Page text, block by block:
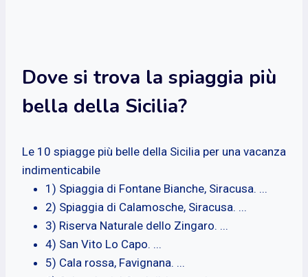
Dove si trova la spiaggia più
bella della Sicilia?
Le 10 spiagge più belle della Sicilia per una vacanza
indimenticabile
1) Spiaggia di Fontane Bianche, Siracusa. ...
2) Spiaggia di Calamosche, Siracusa. ...
3) Riserva Naturale dello Zingaro. ...
4) San Vito Lo Capo. ...
5) Cala rossa, Favignana. ...